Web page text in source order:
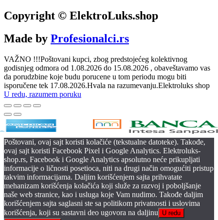
Copyright © ElektroLuks.shop
Made by Profesionalci.rs
VAŽNO !!!Poštovani kupci, zbog predstojećeg kolektivnog
godisnjeg odmora od 1.08.2026 do 15.08.2026 , obaveštavamo vas
da porudzbine koje budu porucene u tom periodu mogu biti
isporučene tek 17.08.2026.Hvala na razumevanju.Elektroluks shop
U redu, razumem poruku
Poštovani, ovaj sajt koristi kolačiće (tekstualne datoteke). Takođe,
ovaj sajt koristi Facebook Pixel i Google Analytics. Elektroluks-
shop.rs, Facebook i Google Analytics apsolutno neće prikupljati
informacije o ličnosti posetioca, niti na drugi način omogućiti pristup
takvim informacijama. Daljim korišćenjem sajta prihvatate
mehanizam korišćenja kolačića koji služe za razvoj i poboljšanje
naše web stranice, kao i usluga koje Vam nudimo. Takođe daljim
korišćenjem sajta saglasni ste sa politikom privatnosti i uslovima
korišćenja, koji su sastavni deo ugovora na daljinu
U redu